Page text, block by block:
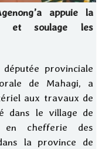
appuie la
et soulage les
députée provinciale
de Mahagi, a
aux travaux de
dans le village de
en chefferie des
la province de